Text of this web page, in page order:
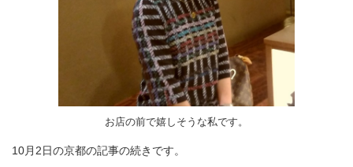
お店の前で嬉しそうな私です。
10月2日の京都の記事の続きです。